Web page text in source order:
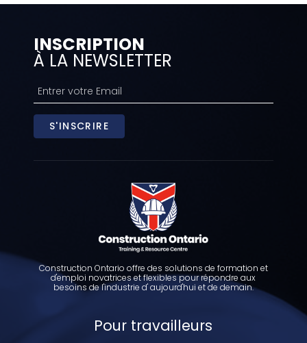
INSCRIPTION
À LA NEWSLETTER
S'INSCRIRE
Construction Ontario offre des solutions de formation et
d'emploi novatrices et flexibles pour répondre aux
besoins de l'industrie d' aujourd'hui et de demain.
Pour travailleurs